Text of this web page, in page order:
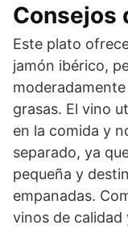
Consejos
Este plato
jamón ibérico,
grasas. El vino
en la comida y
separado, ya
pequeña y
empanadas.
vinos de